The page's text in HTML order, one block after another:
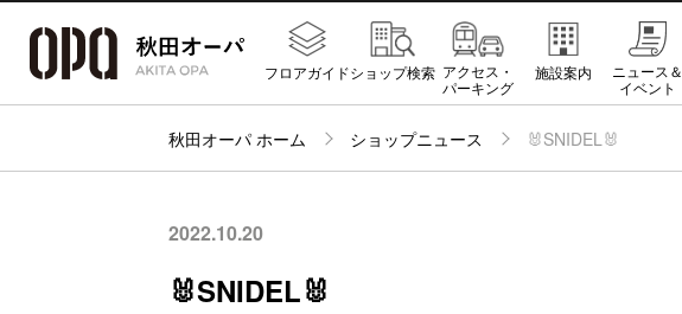
フロアガイドショップ検索 アクセス・
パーキング
施設案内
ニュース＆
イベント
秋田オーパ ホーム ショップニュース 🐰SNIDEL🐰
2022.10.20
🐰SNIDEL🐰